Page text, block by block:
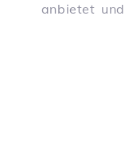
anbietet